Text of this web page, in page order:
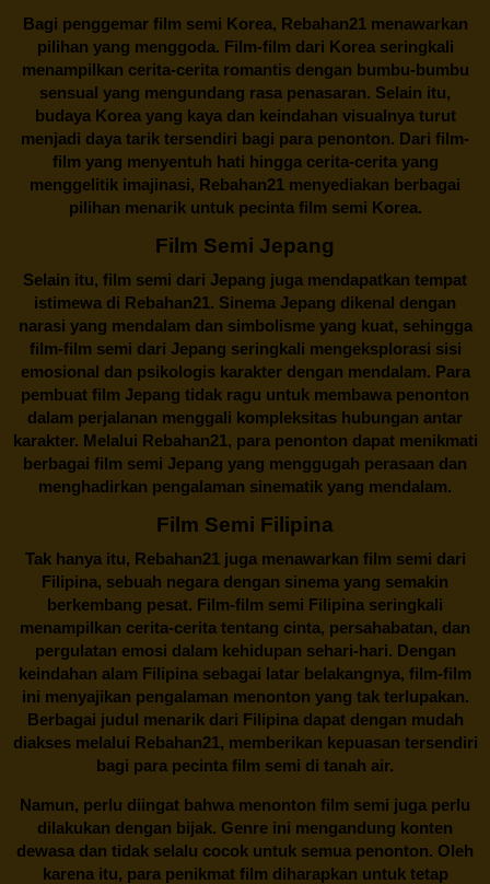
Bagi penggemar film semi Korea, Rebahan21menawarkan
pilihan yang menggoda. Film-film dari Korea seringkali
menampilkan cerita-cerita romantis dengan bumbu-bumbu
sensual yang mengundang rasa penasaran. Selain itu,
budaya Korea yang kaya dan keindahan visualnya turut
menjadi daya tarik tersendiri bagi para penonton. Dari film-
film yang menyentuh hati hingga cerita-cerita yang
menggelitik imajinasi, Rebahan21 menyediakan berbagai
pilihan menarik untuk pecinta film semi Korea.
Film Semi Jepang
Selain itu, film semi dari Jepang juga mendapatkan tempat
istimewa di Rebahan21. Sinema Jepang dikenal dengan
narasi yang mendalam dan simbolisme yang kuat, sehingga
film-film semi dari Jepang seringkali mengeksplorasi sisi
emosional dan psikologis karakter dengan mendalam. Para
pembuat film Jepang tidak ragu untuk membawa penonton
dalam perjalanan menggali kompleksitas hubungan antar
karakter. Melalui Rebahan21, para penonton dapat menikmati
berbagai film semi Jepang yang menggugah perasaan dan
menghadirkan pengalaman sinematik yang mendalam.
Film Semi Filipina
Tak hanya itu, Rebahan21juga menawarkan film semi dari
Filipina, sebuah negara dengan sinema yang semakin
berkembang pesat. Film-film semi Filipina seringkali
menampilkan cerita-cerita tentang cinta, persahabatan, dan
pergulatan emosi dalam kehidupan sehari-hari. Dengan
keindahan alam Filipina sebagai latar belakangnya, film-film
ini menyajikan pengalaman menonton yang tak terlupakan.
Berbagai judul menarik dari Filipina dapat dengan mudah
diakses melalui Rebahan21, memberikan kepuasan tersendiri
bagi para pecinta film semi di tanah air.
Namun, perlu diingat bahwa menonton film semi juga perlu
dilakukan dengan bijak. Genre ini mengandung konten
dewasa dan tidak selalu cocok untuk semua penonton. Oleh
karena itu, para penikmat film diharapkan untuk tetap